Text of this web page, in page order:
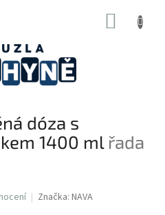
dóza s
1400 ml řada
Značka: NAVA